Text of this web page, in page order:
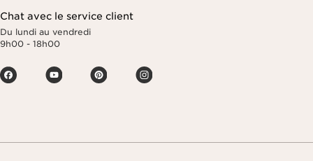
Chat avec le service client
Du lundi au vendredi
9h00 - 18h00